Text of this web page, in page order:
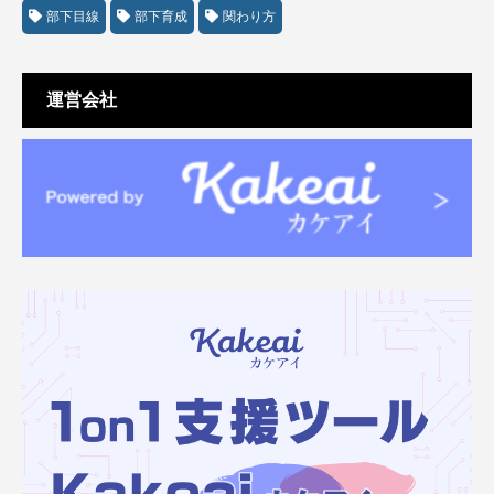
部下目線 部下育成 関わり方
運営会社